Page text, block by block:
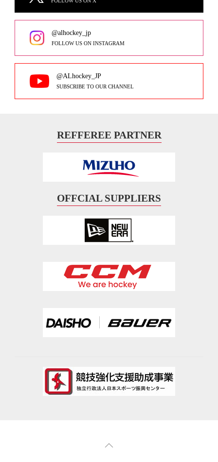
@alhockey_jp
FOLLOW US ON INSTAGRAM
@ALhockey_JP
SUBSCRIBE TO OUR CHANNEL
REFFEREE PARTNER
OFFCIAL SUPPLIERS